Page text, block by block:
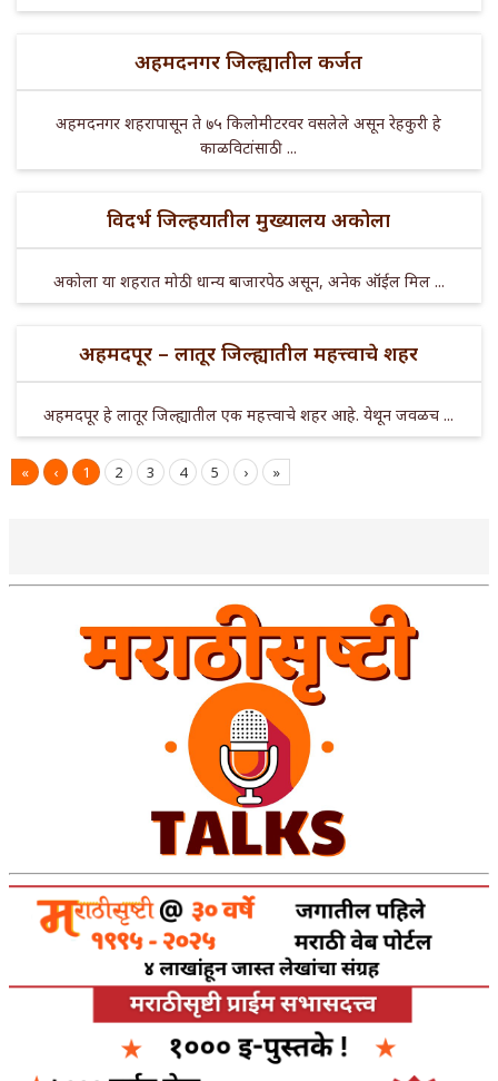
अहमदनगर जिल्ह्यातील कर्जत
अहमदनगर शहरापासून ते ७५ किलोमीटरवर वसलेले असून रेहकुरी हे
काळविटांसाठी ...
विदर्भ जिल्हयातील मुख्यालय अकोला
अकोला या शहरात मोठी धान्य बाजारपेठ असून, अनेक ऑईल मिल ...
अहमदपूर – लातूर जिल्ह्यातील महत्त्वाचे शहर
अहमदपूर हे लातूर जिल्ह्यातील एक महत्त्वाचे शहर आहे. येथून जवळच ...
« ‹ 1 2 3 4 5 › »